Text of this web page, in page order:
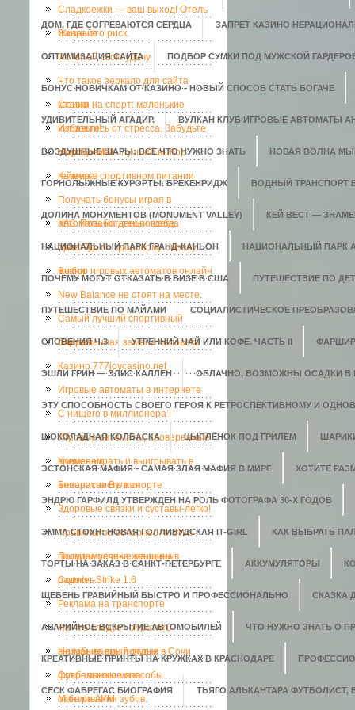
ДОМ, ГДЕ СОГРЕВАЮТСЯ СЕРДЦА ЗАПРЕТ КАЗИНО
ОПТИМИЗАЦИЯ САЙТА ПОДБОР СУМКИ ПОД МУЖСКОЙ
БОНУС НОВИЧКАМ ОТ КАЗИНО - НОВЫЙ СПОСОБ СТАТЬ БОГАЧЕ
УДИВИТЕЛЬНЫЙ АГАДИР. ВУЛКАН КЛУБ ИГРОВЫЕ АВТОМАТЫ
ВОЗДУШНЫЕ ШАРЫ: ВСЕ ЧТО НУЖНО ЗНАТЬ НОВАЯ ВОЛНА
ГОРНОЛЫЖНЫЕ КУРОРТЫ. БРЕКЕНРИДЖ ВОДНЫЙ ТРАНСПОРТ
ДОЛИНА МОНУМЕНТОВ (MONUMENT VALLEY) КЕЙ ВЕСТ —
НАЦИОНАЛЬНЫЙ ПАРК ГРАНД-КАНЬОН НАЦИОНАЛЬНЫЙ ПАРК
ПОЧЕМУ МОГУТ ОТКАЗАТЬ В ВИЗЕ В США ПУТЕШЕСТВИЕ ПО
ПУТЕШЕСТВИЕ ПО МАЙАМИ СОЦИАЛИСТИЧЕСКОЕ
СЛОВЕНИЯ Ч.3 УТРЕННИЙ ЧАЙ ИЛИ КОФЕ. ЧАСТЬ II
ЭШЛИ ГРИН — ЭЛИС КАЛЛЕН ОБЛАЧНО, ВОЗМОЖНЫ ОСАДКИ В
ЭТУ СПОСОБНОСТЬ СВОЕГО ГЕРОЯ К РЕТРОСПЕКТИВНОМУ И
ШОКОЛАДНАЯ КОЛБАСКА ЦЫПЛЁНОК ПОД ГРИЛЕМ
ЭСТОНСКАЯ МАФИЯ - САМАЯ ЗЛАЯ МАФИЯ В МИРЕ ХОТИТЕ
ЭНДРЮ ГАРФИЛД УТВЕРЖДЕН НА РОЛЬ ФОТОГРАФА 30-Х ГОДОВ
ЭММА СТОУН: НОВАЯ ГОЛЛИВУДСКАЯ IT-GIRL КАК ВЫБРАТЬ
ТОРТЫ НА ЗАКАЗ В САНКТ-ПЕТЕРБУРГЕ АККУМУЛЯТОРЫ
ЩЕБЕНЬ ГРАВИЙНЫЙ БЫСТРО И ПРОФЕССИОНАЛЬНО СКАЗКА
АВАРИЙНОЕ ВСКРЫТИЕ АВТОМОБИЛЕЙ ЧТО НУЖНО ЗНАТЬ О
КРЕАТИВНЫЕ ПРИНТЫ НА КРУЖКАХ В КРАСНОДАРЕ
СЕСК ФАБРЕГАС БИОГРАФИЯ ТЬЯГО АЛЬКАНТАРА ФУТБОЛИСТ,
Сладкоежки — ваш выход! Отель
Санрайз
Жизнь это риск.
Испытай свою удачу
Что такое зеркало для сайта
казино
Ставки на спорт: маленькие
хитрости!
Избавьтесь от стресса. Забудьте
о проблемах
Ноутбук MSI - лучший выбор
геймера
Казеин в спортивном питании
Получать бонусы играя в
автоматы на деньги всегда
приятно.
УАЗ. Позаботьтесь о себе
Мега-Тур по здоровому образу
жизни
Выбор игровых автоматов онлайн
New Balance не стоят на месте.
Самый лучший спортивный
портал
Современная замена человека
Казино 777joycasino.net
Игровые автоматы в интернете
C нищего в миллионера !
Игровые автоматы, проверенные
временем.
Учимся играть и выигрывать в
аппаратах Вулкан
Безопасность в спорте
Здоровые связки и суставы-легко!
Правильное вечернее платье-
полвина успеха женщины
Посудомоечные машины в
радость.
Counter-Strike 1.6
Реклама на транспорте
На что следует обратить
внимание при покупке
футбольного мяча
Незабываемый отдых в Сочи
Современные способы
отбеливания зубов.
Мантра АУМ